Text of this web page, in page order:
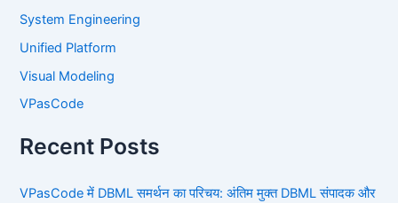
System Engineering
Unified Platform
Visual Modeling
VPasCode
Recent Posts
VPasCode में DBML समर्थन का परिचय: अंतिम मुक्त DBML संपादक और